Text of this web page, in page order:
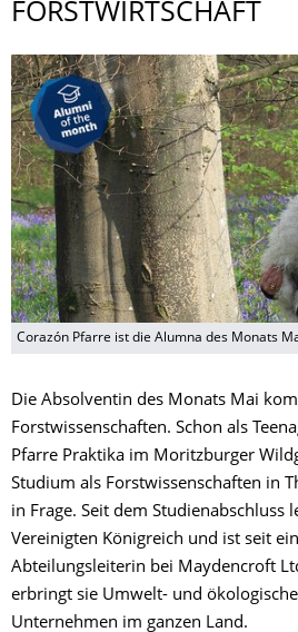
FORSTWIRTSCHAFT
Corazón Pfarre ist die Alumna des Monats
Die Absolventin des Monats Mai
Forstwissenschaften. Schon als
Pfarre Praktika im Moritzburger
Studium als Forstwissenschaften in
in Frage. Seit dem Studienabschluss
Vereinigten Königreich und ist seit
Abteilungsleiterin bei Maydencroft
erbringt sie Umwelt- und
Unternehmen im ganzen Land.